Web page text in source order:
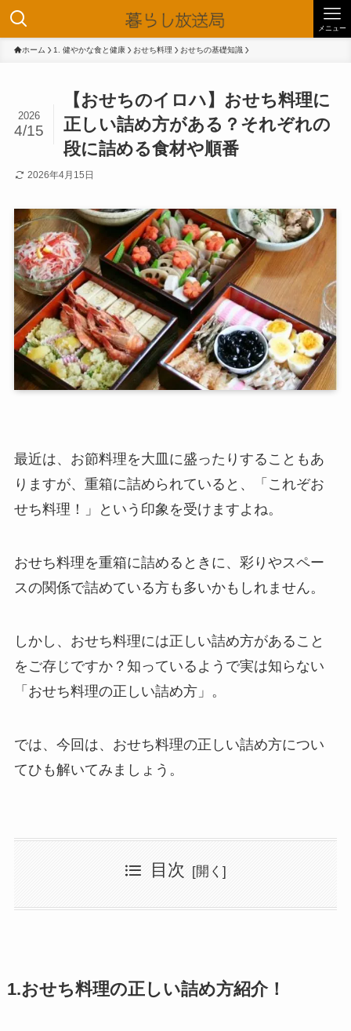
メニュー
ホーム 1. 健やかな食と健康 おせち料理 おせちの基礎知識
【おせちのイロハ】おせち料理に
正しい詰め方がある？それぞれの
段に詰める食材や順番
2026
4/15
2026年4月15日
最近は、お節料理を大皿に盛ったりすることもあ
りますが、重箱に詰められていると、「これぞお
せち料理！」という印象を受けますよね。
おせち料理を重箱に詰めるときに、彩りやスペー
スの関係で詰めている方も多いかもしれません。
しかし、おせち料理には正しい詰め方があること
をご存じですか？知っているようで実は知らない
「おせち料理の正しい詰め方」。
では、今回は、おせち料理の正しい詰め方につい
てひも解いてみましょう。
目次
1.おせち料理の正しい詰め方紹介！